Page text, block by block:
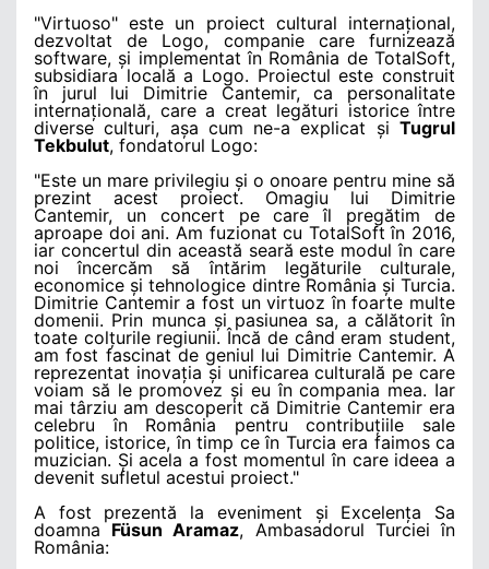
"Virtuoso" este un proiect cultural internațional,
dezvoltat de Logo, companie care furnizează
software, și implementat în România de TotalSoft,
subsidiara locală a Logo. Proiectul este construit
în jurul lui Dimitrie Cantemir, ca personalitate
internațională, care a creat legături istorice între
diverse culturi, așa cum ne-a explicat și Tugrul
Tekbulut, fondatorul Logo:
"Este un mare privilegiu și o onoare pentru mine să
prezint acest proiect. Omagiu lui Dimitrie
Cantemir, un concert pe care îl pregătim de
aproape doi ani. Am fuzionat cu TotalSoft în 2016,
iar concertul din această seară este modul în care
noi încercăm să întărim legăturile culturale,
economice și tehnologice dintre România și Turcia.
Dimitrie Cantemir a fost un virtuoz în foarte multe
domenii. Prin munca și pasiunea sa, a călătorit în
toate colțurile regiunii. Încă de când eram student,
am fost fascinat de geniul lui Dimitrie Cantemir. A
reprezentat inovația și unificarea culturală pe care
voiam să le promovez și eu în compania mea. Iar
mai târziu am descoperit că Dimitrie Cantemir era
celebru în România pentru contribuțiile sale
politice, istorice, în timp ce în Turcia era faimos ca
muzician. Și acela a fost momentul în care ideea a
devenit sufletul acestui proiect."
A fost prezentă la eveniment și Excelența Sa
doamna Füsun Aramaz, Ambasadorul Turciei în
România: